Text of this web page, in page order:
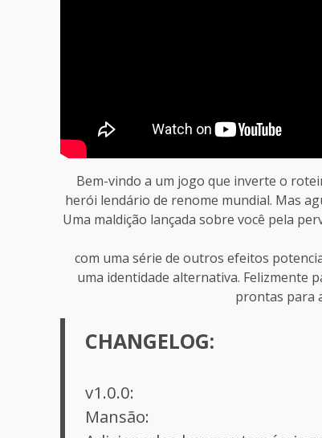
Bem-vindo a um jogo que inverte o
herói lendário de renome mundial. Mas
Uma maldição lançada sobre você pela
com uma série de outros efeitos
uma identidade alternativa. Felizmente
prontas para
CHANGELOG:
v1.0.0:
Mansão: